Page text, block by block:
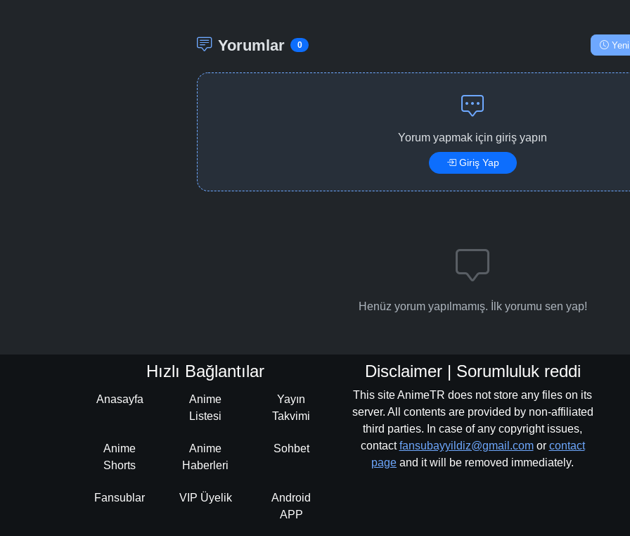
Yorumlar 0 Yeni
Yorum yapmak için giriş yapın
Giriş Yap
Henüz yorum yapılmamış. İlk yorumu sen yap!
Hızlı Bağlantılar
Anasayfa
Anime
Listesi
Yayın
Takvimi
Anime
Shorts
Anime
Haberleri
Sohbet
Fansublar VIP Üyelik
Android
APP
Disclaimer | Sorumluluk reddi
This site AnimeTR does not store any files on its
server. All contents are provided by non-affiliated
third parties. In case of any copyright issues,
contactfansubayyildiz@gmail.comor contact
page and it will be removed immediately.